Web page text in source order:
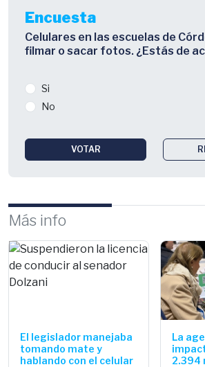
Encuesta
Celulares en las escuelas de
filmar o sacar fotos. ¿Estás de
Si
No
VOTAR
Más info
El legislador manejaba
tomando mate y
hablando con el celular
La
2.394